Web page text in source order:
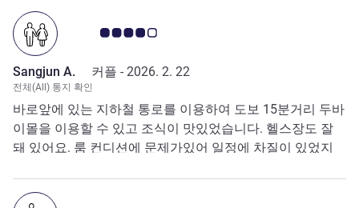
고객 평점 4.0/5
Sangjun A. 커플 - 2026. 2. 22
전체(All) 통지 확인
바로앞에 있는 지하철 통로를 이용하여 도보 15분거리 두바
이몰을 이용할 수 있고 조식이 맛있었습니다. 헬스장도 잘
돼 있어요. 룸 컨디션에 문제가있어 일정에 차질이 있었지